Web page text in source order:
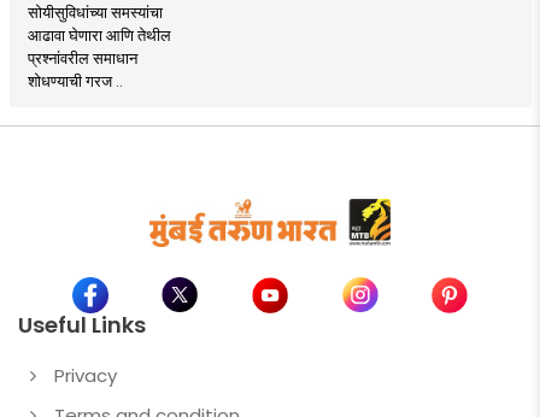
सोयीसुविधांच्या समस्यांचा
आढावा घेणारा आणि तेथील
प्रश्नांवरील समाधान
शोधण्याची गरज ..
Useful Links
Privacy